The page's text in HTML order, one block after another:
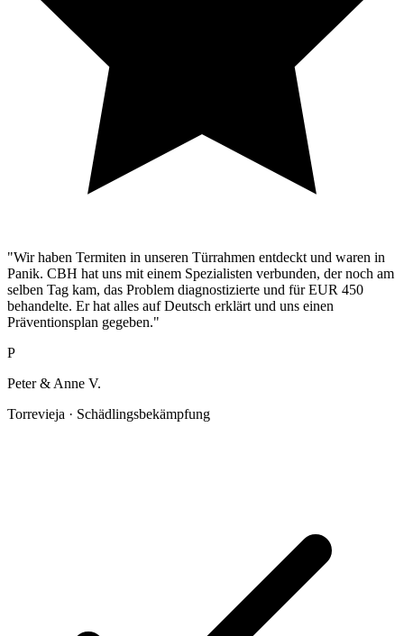
"Wir haben Termiten in unseren Türrahmen entdeckt und waren in
Panik. CBH hat uns mit einem Spezialisten verbunden, der noch am
selben Tag kam, das Problem diagnostizierte und für EUR 450
behandelte. Er hat alles auf Deutsch erklärt und uns einen
Präventionsplan gegeben."
P
Peter & Anne V.
Torrevieja · Schädlingsbekämpfung